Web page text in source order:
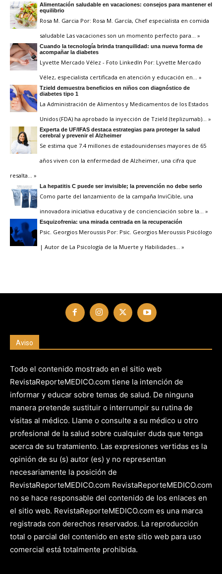
Alimentación saludable en vacaciones: consejos para mantener el
equilibrio
Rosa M. Garcia Por: Rosa M. García, Chef especialista en comida
saludable Las vacaciones son un momento perfecto para … »
Cuando la tecnología brinda tranquilidad: una nueva forma de
acompañar la diabetes
Lyvette Mercado Vélez - Foto LinkedIn Por: Lyvette Mercado
Vélez, especialista certificada en atención y educación en … »
Tzield demuestra beneficios en niños con diagnóstico de
diabetes tipo 1
La Administración de Alimentos y Medicamentos de los Estados
Unidos (FDA) ha aprobado la inyección de Tzield (teplizumab) … »
Experta de UF/IFAS destaca estrategias para proteger la salud
cerebral y prevenir el Alzheimer
Se estima que 7.4 millones de estadounidenses mayores de 65
años viven con la enfermedad de Alzheimer, una cifra que
resalta … »
La hepatitis C puede ser invisible; la prevención no debe serlo
Como parte del lanzamiento de la campaña InviCible, una
innovadora iniciativa educativa y de concienciación sobre la … »
Esquizofrenia: una mirada centrada en la recuperación
Psic. Georgios Meroussis Por: Psic. Georgios Meroussis Psicólogo
| Autor de La Psicología de la Muerte y Habilidades … »
Aviso
Todo el contenido mostrado en el sitio web
RevistaReporteMEDICO.com tiene la intención de
informar y educar sobre temas de salud. De ninguna
manera pretende sustituir o interrumpir su rutina de
visitas al médico. Llame o consulte a su médico u otro
profesional de la salud sobre cualquier duda que tenga
acerca de su tratamiento. Las expresiones vertidas es la
opinión de su (s) autor (es) y no representan
necesariamente la posición de
RevistaReporteMEDICO.com RevistaReporteMEDICO.com
no se hace responsable del contenido de los enlaces en
el sitio web. RevistaReporteMEDICO.com es una marca
registrada con derechos reservados. La reproducción
total o parcial del contenido en este sitio web para uso
comercial está totalmente prohibida.